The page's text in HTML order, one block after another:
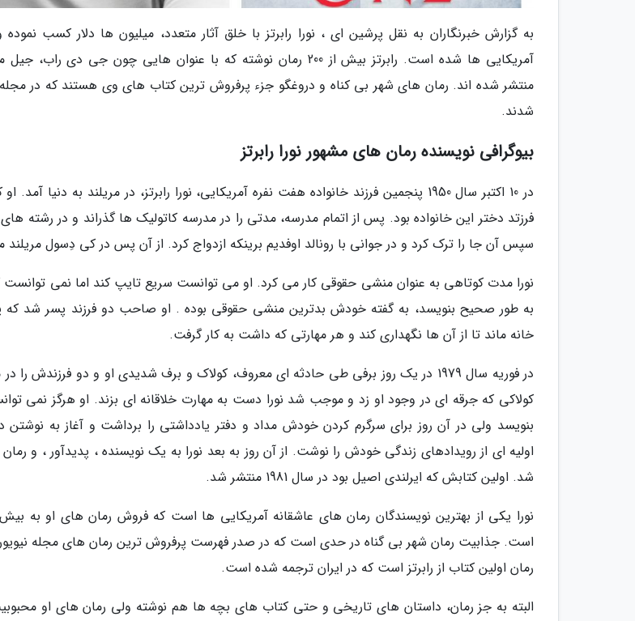
به گزارش خبرنگاران به نقل پرشین ای ، نورا رابرتز با خلق آثار متعدد، میلیون ها دلار کسب
آمریکایی ها شده است. رابرتز بیش از 200 رمان نوشته که با عنوان هایی چون جی
منتشر شده اند. رمان های شهر بی کناه و دروغگو جزء پرفروش ترین کتاب های وی هستند که در مجله
شدند.
بیوگرافی نویسنده رمان های مشهور نورا رابرتز
در 10 اکتبر سال 1950 پنجمین فرزند خانواده هفت نفره آمریکایی، نورا رابرتز، در مریلند به دنیا
فرزتد دختر این خانواده بود. پس از اتمام مدرسه، مدتی را در مدرسه کاتولیک ها گذراند و در رشته
سپس آن جا را ترک کرد و در جوانی با رونالد اوفدیم برینکه ازدواج کرد. از آن پس در کی دِسول
نورا مدت کوتاهی به عنوان منشی حقوقی کار می کرد. او می توانست سریع تایپ کند اما نمی توانست
به طور صحیح بنویسد، به گفته خودش بدترین منشی حقوقی بوده . او صاحب دو فرزند پسر شد که
خانه ماند تا از آن ها نگهداری کند و هر مهارتی که داشت به کار گرفت.
در فوریه سال 1979 در یک روز برفی طی حادثه ای معروف، کولاک و برف شدیدی او و دو فرزندش را
کولاکی که جرقه ای در وجود او زد و موجب شد نورا دست به مهارت خلاقانه ای بزند. او هرگز نمی
بنویسد ولی در آن روز برای سرگرم کردن خودش مداد و دفتر یادداشتی را برداشت و آغاز به نوشتن
اولیه ای از رویدادهای زندگی خودش را نوشت. از آن روز به بعد نورا به یک نویسنده ، پدیدآور ، و
شد. اولین کتابش که ایرلندی اصیل بود در سال 1981 منتشر شد.
نورا یکی از بهترین نویسندگان رمان های عاشقانه آمریکایی ها است که فروش رمان های او به
است. جذابیت رمان شهر بی گناه در حدی است که در صدر فهرست پرفروش ترین رمان های مجله نیویورک
رمان اولین کتاب از رابرتز است که در ایران ترجمه شده است.
البته به جز رمان، داستان های تاریخی و حتی کتاب های بچه ها هم نوشته ولی رمان های او